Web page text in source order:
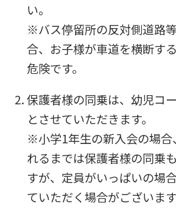
い。
※バス停留所の反対側道路
合、お子様が車道を横断す
危険です。
保護者様の同乗は、幼児コ
とさせていただきます。
※小学1年生の新入会の場合
れるまでは保護者様の同乗
すが、定員がいっぱいの場
ていただく場合がございます
fully
using
the
service.